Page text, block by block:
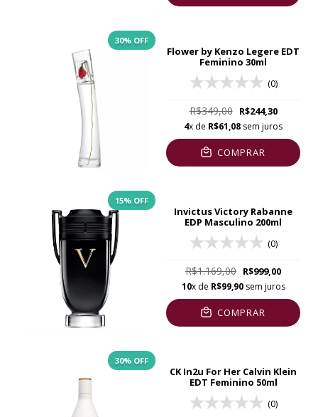
30% OFF
Flower by Kenzo Legere EDT
Feminino 30ml
(0)
R$349,00 R$244,30
4x de R$61,08 sem juros
COMPRAR
15% OFF
Invictus Victory Rabanne
EDP Masculino 200ml
(0)
R$1.169,00 R$999,00
10x de R$99,90sem juros
COMPRAR
30% OFF
CK In2u For Her Calvin Klein
EDT Feminino 50ml
(0)